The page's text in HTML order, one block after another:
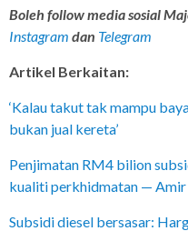
Boleh follow media sosial
Instagram dan Telegram
Artikel Berkaitan:
‘Kalau takut tak mampu
bukan jual kereta’
Penjimatan RM4 bilion
kualiti perkhidmatan — Amir
Subsidi diesel bersasar: